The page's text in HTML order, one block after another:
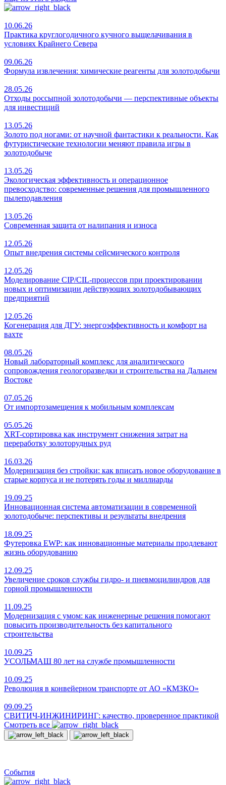
10.06.26
Практика круглогодичного кучного выщелачивания в
условиях Крайнего Севера
09.06.26
Формула извлечения: химические реагенты для золотодобычи
28.05.26
Отходы россыпной золотодобычи — перспективные объекты
для инвестиций
13.05.26
Золото под ногами: от научной фантастики к реальности. Как
футуристические технологии меняют правила игры в
золотодобыче
13.05.26
Экологическая эффективность и операционное
превосходство: cовременные решения для промышленного
пылеподавления
13.05.26
Современная защита от налипания и износа
12.05.26
Опыт внедрения системы сейсмического контроля
12.05.26
Моделирование CIP/CIL-процессов при проектировании
новых и оптимизации действующих золотодобывающих
предприятий
12.05.26
Когенерация для ДГУ: энергоэффективность и комфорт на
вахте
08.05.26
Новый лабораторный комплекс для аналитического
сопровождения геологоразведки и строительства на Дальнем
Востоке
07.05.26
От импортозамещения к мобильным комплексам
05.05.26
XRT-сортировка как инструмент снижения затрат на
переработку золоторудных руд
16.03.26
Модернизация без стройки: как вписать новое оборудование в
старые корпуса и не потерять годы и миллиарды
19.09.25
Инновационная система автоматизации в современной
золотодобыче: перспективы и результаты внедрения
18.09.25
Футеровка EWP: как инновационные материалы продлевают
жизнь оборудованию
12.09.25
Увеличение сроков службы гидро- и пневмоцилиндров для
горной промышленности
11.09.25
Модернизация с умом: как инженерные решения помогают
повысить производительность без капитального
строительства
10.09.25
УСОЛЬМАШ 80 лет на службе промышленности
10.09.25
Революция в конвейерном транспорте от АО «КМЗКО»
09.09.25
СВИТИЧ-ИНЖИНИРИНГ: качество, проверенное практикой
Смотреть все
События